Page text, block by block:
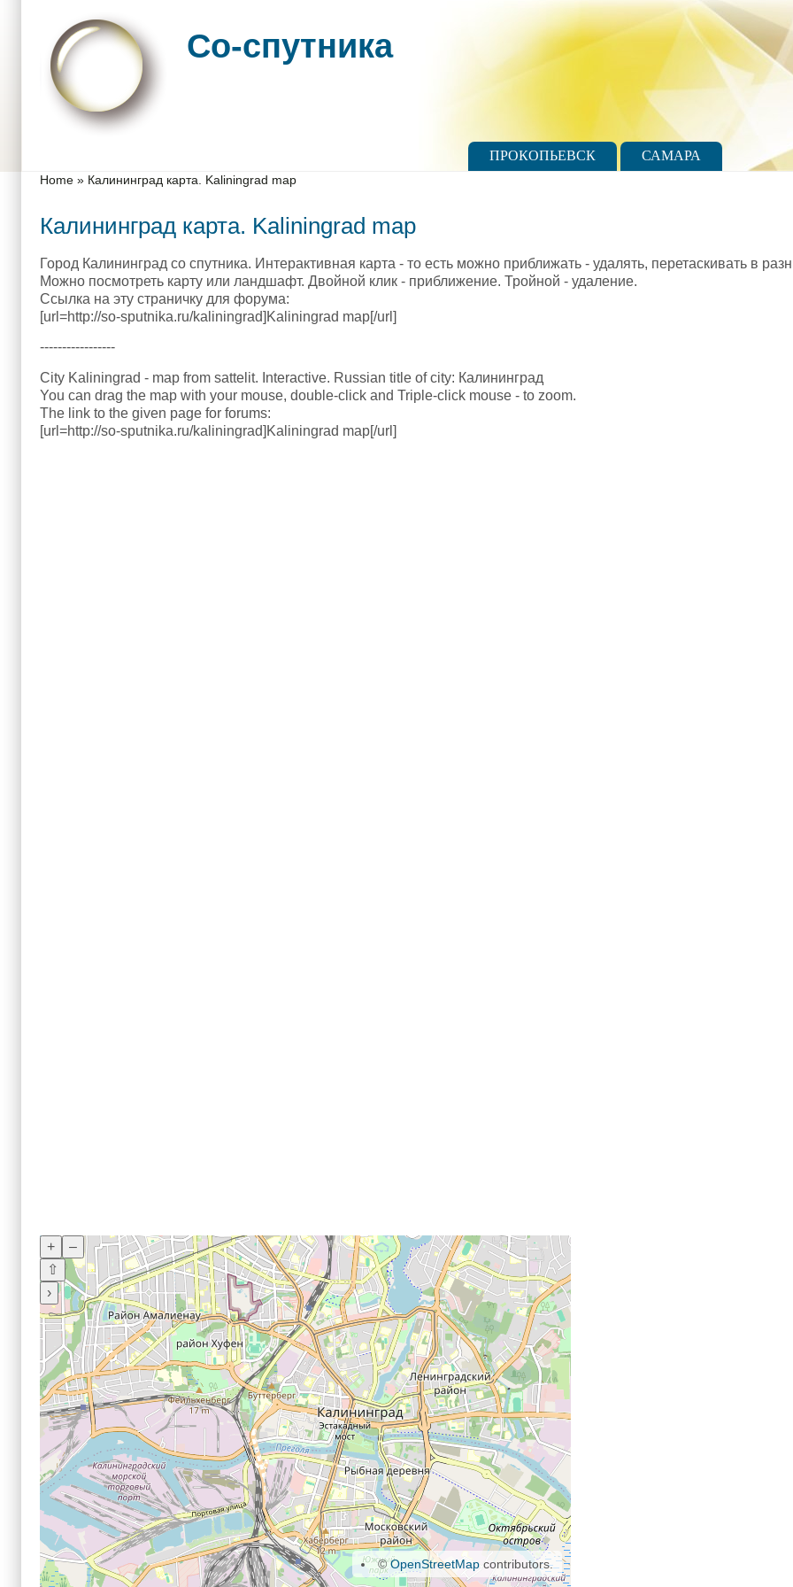
Со-спутника
ПРОКОПЬЕВСК
САМАРА
You are here
Home » Калининград карта. Kaliningrad map
Калининград карта. Kaliningrad map
Город Калининград со спутника. Интерактивная карта - то есть можно приближать - удалять, перетаскивать в
Можно посмотреть карту или ландшафт. Двойной клик - приближение. Тройной - удаление.
Ссылка на эту страничку для форума:
[url=http://so-sputnika.ru/kaliningrad]Kaliningrad map[/url]
-----------------
City Kaliningrad - map from sattelit. Interactive. Russian title of city: Калининград
You can drag the map with your mouse, double-click and Triple-click mouse - to zoom.
The link to the given page for forums:
[url=http://so-sputnika.ru/kaliningrad]Kaliningrad map[/url]
+
–
⇧
›
©OpenStreetMap contributors.